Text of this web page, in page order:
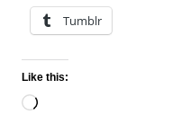
Tumblr
Like this:
Loading…